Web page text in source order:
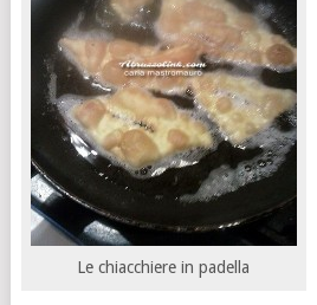
Le chiacchiere in padella